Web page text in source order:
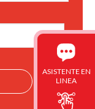
ASISTENTE EN
LINEA